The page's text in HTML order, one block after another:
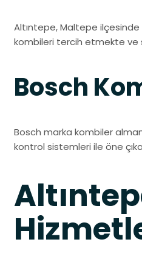
Altıntepe, Maltepe
kombileri tercih etmekte ve
Bosch
Bosch marka kombiler
kontrol sistemleri ile öne